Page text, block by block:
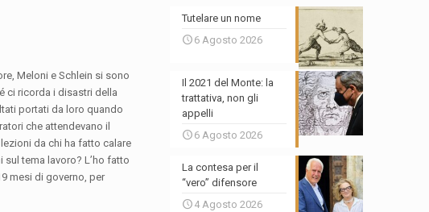
Meloni e Schlein si sono
ci ricorda i disastri della
portati da loro quando
che attendevano il
da chi ha fatto calare
tema lavoro? L’ho fatto
mesi di governo, per
Tutelare un nome
6 Agosto 2026
Il 2021 del Monte: la
trattativa, non gli
appelli
6 Agosto 2026
La contesa per il
“vero” difensore
4 Agosto 2026